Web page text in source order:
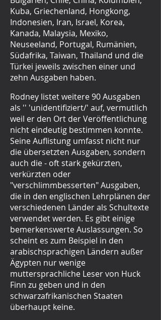
Kuba, Griechenland, Hongkong,
Indonesien, Iran, Israel, Korea,
Kanada, Malaysia, Mexiko,
Neuseeland, Portugal, Rumänien,
Südafrika, Taiwan, Thailand und die
Türkei jeweils zwischen einer und
zehn Ausgaben haben.
Rodney listet weitere 90 Ausgaben
als '' 'unidentifiziert/' auf, vermutlich
weil er den Ort der Veröffentlichung
nicht eindeutig bestimmen konnte.
Seine Auflistung umfasst nicht nur
die übersetzten Ausgaben, sondern
auch die - oft stark gekürzten,
verkürzten oder
"verschlimmbesserten" Ausgaben,
die in den englischen Lehrplänen der
verschiedenen Länder als Schultexte
verwendet werden. Es gibt einige
bemerkenswerte Auslassungen. So
scheint es zum Beispiel in den
arabischsprachigen Ländern außer
Ägypten nur wenige
muttersprachliche Leser von Huck
Finn zu geben und in den
schwarzafrikanischen Staaten
überhaupt keine.